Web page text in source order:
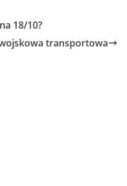
18/10?
transportowa